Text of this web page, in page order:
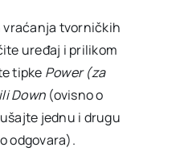
tvorničkih
uređaj i prilikom
tipke Power (za
Down (ovisno o
jednu i drugu
odgovara).